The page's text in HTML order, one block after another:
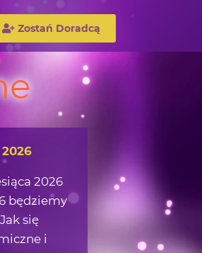
Zostań Doradcą
2026
będziemy
się
i